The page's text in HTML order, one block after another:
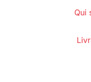
Qui